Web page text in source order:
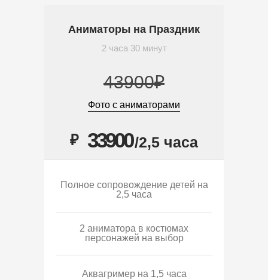
Аниматоры на Праздник
2 часа 30 минут
43900₽
Фото с аниматорами
₽ 33900/2,5 часа
Полное сопровождение детей на
2,5 часа
2 аниматора в костюмах
персонажей на выбор
Аквагример на 1,5 часа